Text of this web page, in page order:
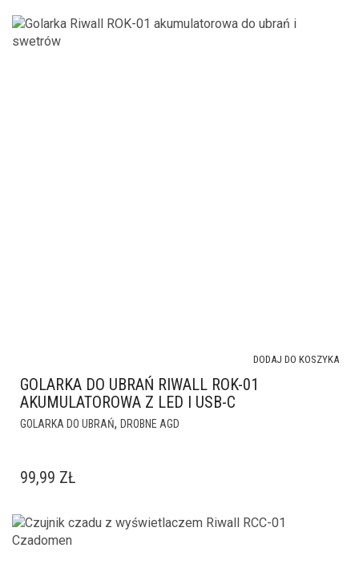
GOLARKA DO UBRAŃ RIWALL ROK-01
AKUMULATOROWA Z LED I USB-C
GOLARKA DO UBRAŃ, DROBNE AGD
DODAJ DO KOSZYKA
99,99 ZŁ